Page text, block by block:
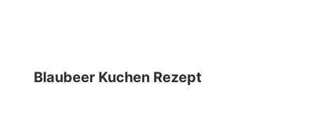
Blaubeer Kuchen Rezept